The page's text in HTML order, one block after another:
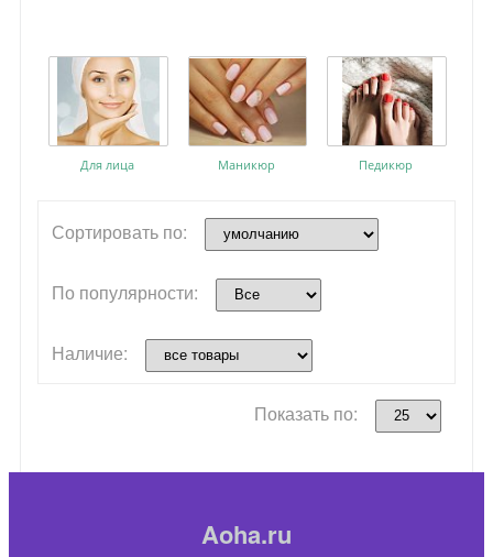
Для лица Маникюр Педикюр
Сортировать по:
По популярности:
Наличие:
Показать по:
Aoha.ru